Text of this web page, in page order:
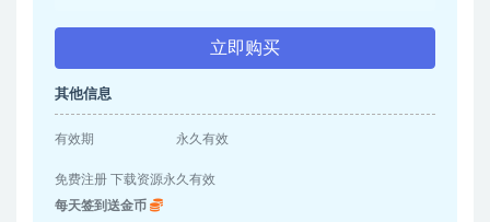
立即购买
其他信息
有效期 永久有效
免费注册 下载资源永久有效
每天签到送金币